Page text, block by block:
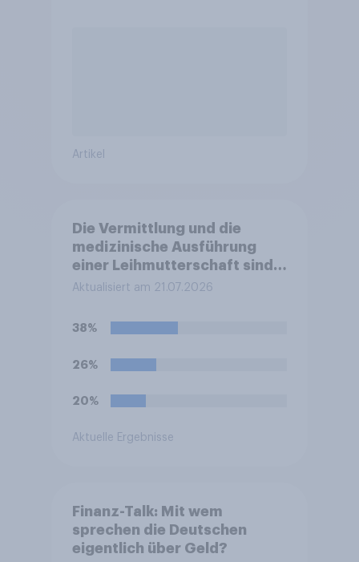
Artikel
Die Vermittlung und die
medizinische Ausführung
einer Leihmutterschaft sind
in Deutschland anders als in
verboten. Wie stehen Sie zu
Aktualisiert am 21.07.2026
38%
26%
20%
Aktuelle Ergebnisse
Finanz-Talk: Mit wem
sprechen die Deutschen
eigentlich über Geld?